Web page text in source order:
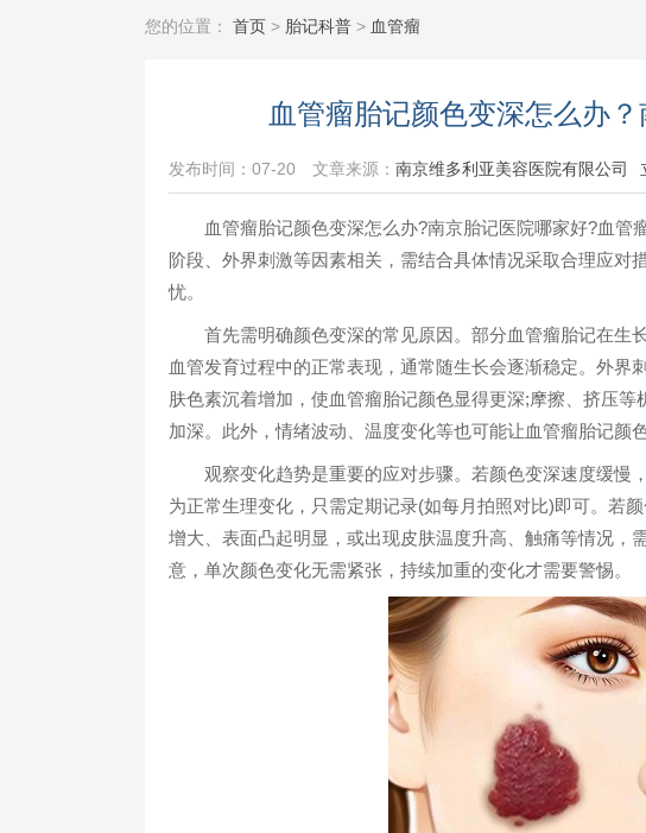
您的位置： 首页 > 胎记科普 > 血管瘤
血管瘤胎记颜色变深怎么办
发布时间：07-20 文章来源： 南京维多利亚美容医院有限公司
血管瘤胎记颜色变深怎么办?南京胎记医院哪家好?血管
阶段、外界刺激等因素相关，需结合具体情况采取合理应对
忧。​
首先需明确颜色变深的常见原因。部分血管瘤胎记在生
血管发育过程中的正常表现，通常随生长会逐渐稳定。外界
肤色素沉着增加，使血管瘤胎记颜色显得更深;摩擦、挤压
加深。此外，情绪波动、温度变化等也可能让血管瘤胎记颜
观察变化趋势是重要的应对步骤。若颜色变深速度缓慢
为正常生理变化，只需定期记录(如每月拍照对比)即可。若
增大、表面凸起明显，或出现皮肤温度升高、触痛等情况，
意，单次颜色变化无需紧张，持续加重的变化才需要警惕。​